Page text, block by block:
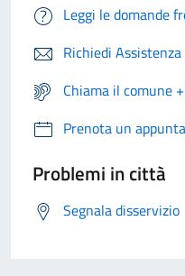
Leggi le domande
Richiedi Assistenza
Chiama il comune
Prenota un
Problemi in città
Segnala disservizio